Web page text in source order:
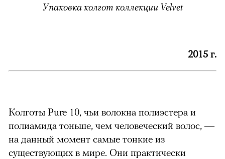
Упаковка колгот коллекции Velvet
2015 г.
Колготы Pure 10, чьи волокна полиэстера и
полиамида тоньше, чем человеческий волос, —
на данный момент самые тонкие из
существующих в мире. Они практически